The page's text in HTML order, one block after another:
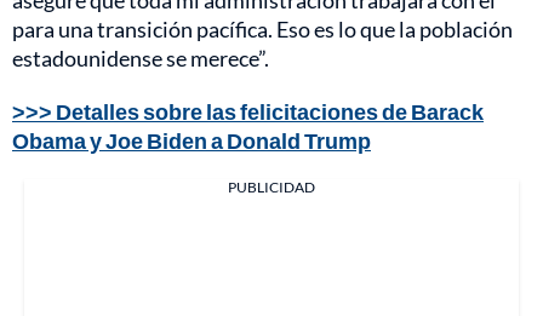
para una transición pacífica. Eso es lo que la población
estadounidense se merece”.
>>> Detalles sobre las felicitaciones de Barack
Obama y Joe Biden a Donald Trump
PUBLICIDAD